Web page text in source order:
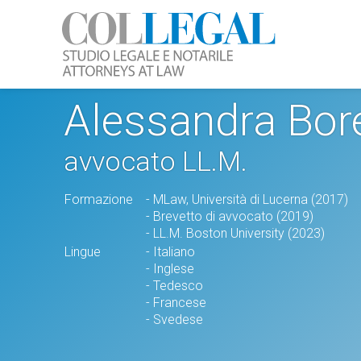
Alessandra
avvocato LL.M.
Formazione
- MLaw, Università di Lucerna (2017)
- Brevetto di avvocato (2019)
- LL.M. Boston University (2023)
Lingue
- Italiano
- Inglese
- Tedesco
- Francese
- Svedese